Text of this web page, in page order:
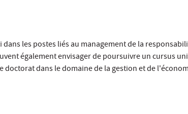
les postes liés au management de la
également envisager de poursuivre un cursus
doctorat dans le domaine de la gestion et de